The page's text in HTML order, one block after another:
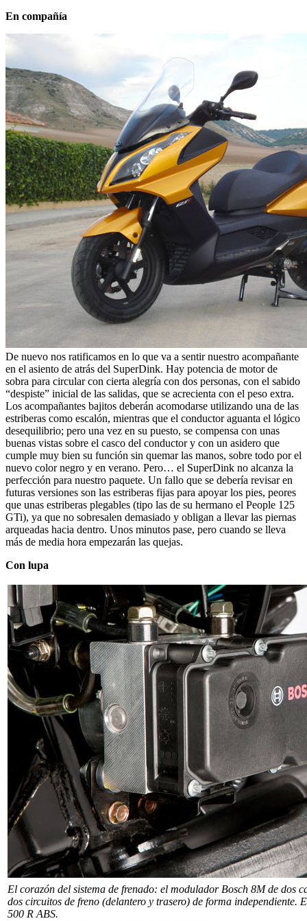
En compañía
De nuevo nos ratificamos en lo que va a sentir nuestro acompañante
en el asiento de atrás del SuperDink. Hay potencia de motor de
sobra para circular con cierta alegría con dos personas, con el sabido
“despiste” inicial de las salidas, que se acrecienta con el peso extra.
Los acompañantes bajitos deberán acomodarse utilizando una de las
estriberas como escalón, mientras que el conductor aguanta el lógico
desequilibrio; pero una vez en su puesto, se compensa con unas
buenas vistas sobre el casco del conductor y con un asidero que
cumple muy bien su función sin quemar las manos, sobre todo por el
nuevo color negro y en verano. Pero… el SuperDink no alcanza la
perfección para nuestro paquete. Un fallo que se debería revisar en
futuras versiones son las estriberas fijas para apoyar los pies, peores
que unas estriberas plegables (tipo las de su hermano el People 125
GTi), ya que no sobresalen demasiado y obligan a llevar las piernas
arqueadas hacia dentro. Unos minutos pase, pero cuando se lleva
más de media hora empezarán las quejas.
Con lupa
El corazón del sistema de frenado: el modulador Bosch 8M de dos
dos circuitos de freno (delantero y trasero) de forma independiente.
500 R ABS.